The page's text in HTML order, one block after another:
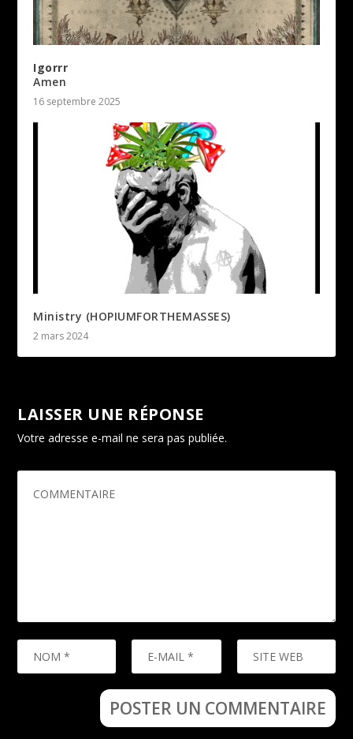
Igorrr
Amen
16 septembre 2025
Ministry (HOPIUMFORTHEMASSES)
2 mars 2024
LAISSER UNE RÉPONSE
Votre adresse e-mail ne sera pas publiée.
obligatoires sont indiqués avec